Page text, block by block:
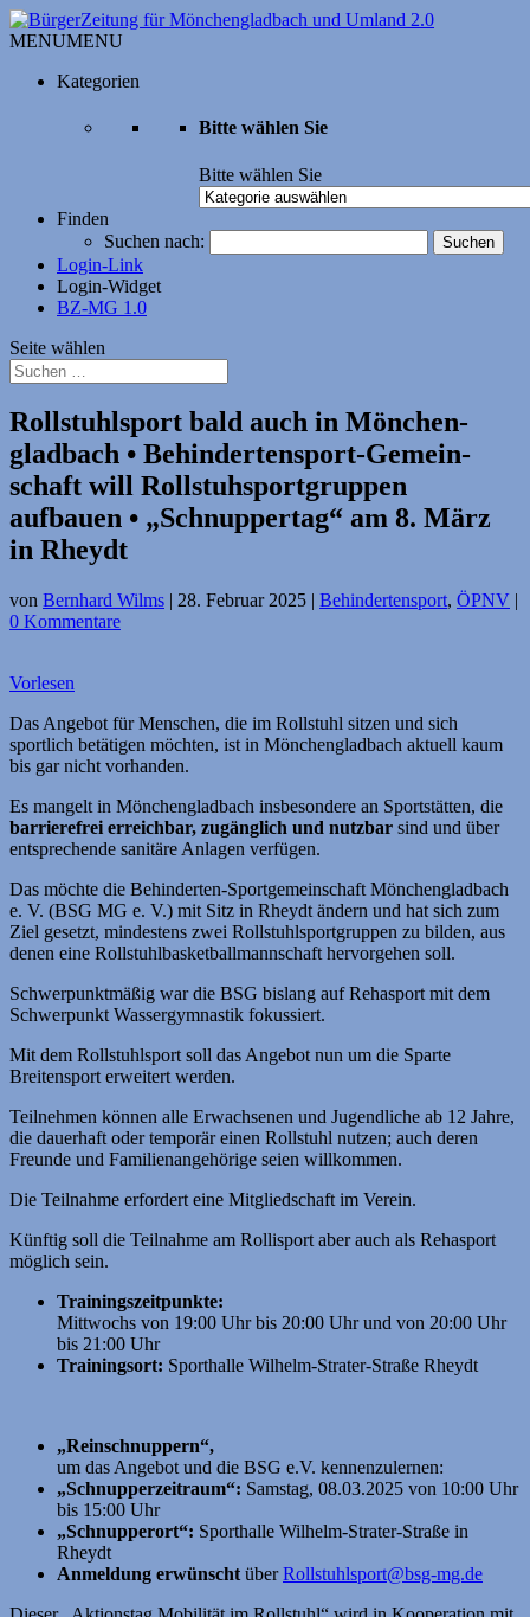
MENUMENU
Kategorien
Bitte wählen Sie
Bitte wählen Sie
Finden
Suchen nach:
Login-Link
Login-Widget
BZ-MG 1.0
Seite wählen
Rollstuhlsport bald auch in Mönchen­
gladbach • Behinderten­sport-Gemein­
schaft will Rollstuhsport­gruppen
aufbauen • „Schnuppertag“ am 8. März
in Rheydt
von Bernhard Wilms | 28. Februar 2025 | Behindertensport, ÖPNV |
0 Kommentare
Vorlesen
Das Angebot für Menschen, die im Rollstuhl sitzen und sich
sportlich betätigen möchten, ist in Mönchengladbach aktuell kaum
bis gar nicht vorhanden.
Es mangelt in Mönchengladbach insbesondere an Sportstätten, die
barrierefrei erreichbar, zugänglich und nutzbar sind und über
entsprechende sanitäre Anlagen verfügen.
Das möchte die Behinderten-Sportgemeinschaft Mönchengladbach
e. V. (BSG MG e. V.) mit Sitz in Rheydt ändern und hat sich zum
Ziel gesetzt, mindestens zwei Rollstuhlsportgruppen zu bilden, aus
denen eine Rollstuhlbasketballmannschaft hervorgehen soll.
Schwerpunktmäßig war die BSG bislang auf Rehasport mit dem
Schwerpunkt Wassergymnastik fokussiert.
Mit dem Rollstuhlsport soll das Angebot nun um die Sparte
Breitensport erweitert werden.
Teilnehmen können alle Erwachsenen und Jugendliche ab 12 Jahre,
die dauerhaft oder temporär einen Rollstuhl nutzen; auch deren
Freunde und Familienangehörige seien willkommen.
Die Teilnahme erfordert eine Mitgliedschaft im Verein.
Künftig soll die Teilnahme am Rollisport aber auch als Rehasport
möglich sein.
Trainingszeitpunkte:
Mittwochs von 19:00 Uhr bis 20:00 Uhr und von 20:00 Uhr
bis 21:00 Uhr
Trainingsort: Sporthalle Wilhelm-Strater-Straße Rheydt
„Reinschnuppern“,
um das Angebot und die BSG e.V. kennenzulernen:
„Schnupperzeitraum“: Samstag, 08.03.2025 von 10:00 Uhr
bis 15:00 Uhr
„Schnupperort“: Sporthalle Wilhelm-Strater-Straße in
Rheydt
Anmeldung erwünscht überRollstuhlsport@bsg-mg.de